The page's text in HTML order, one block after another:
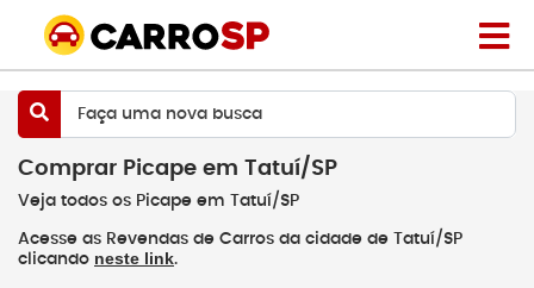
Faça uma nova busca
Comprar Picape em Tatuí/SP
Veja todos os Picape em Tatuí/SP
Acesse as Revendas de Carros da cidade de Tatuí/SP
clicando neste link.